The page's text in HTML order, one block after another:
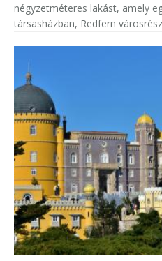
négyzetméteres lakást, amely
társasházban, Redfern